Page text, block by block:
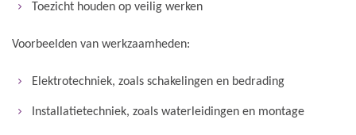
Toezicht houden op veilig werken
Voorbeelden van werkzaamheden:
Elektrotechniek, zoals schakelingen en bedrading
Installatietechniek, zoals waterleidingen en montage